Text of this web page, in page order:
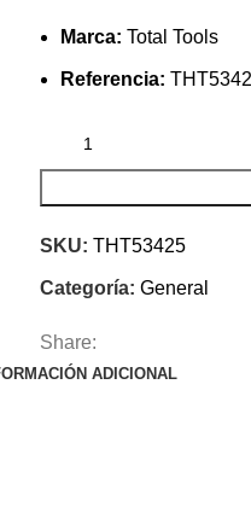
Marca: Total Tools
Referencia:
SKU: THT53425
Categoría: General
Share:
ADICIONAL